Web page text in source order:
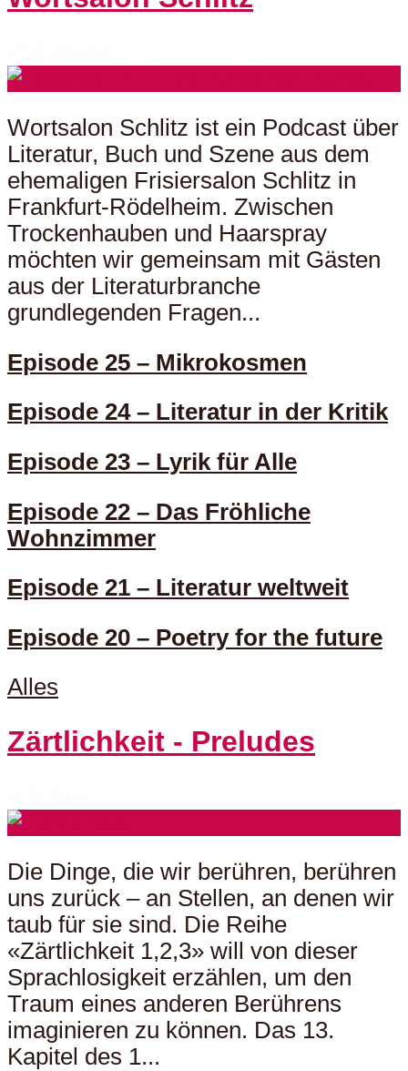
Wortsalon Schlitz ist ein Podcast über
Literatur, Buch und Szene aus dem
ehemaligen Frisiersalon Schlitz in
Frankfurt-Rödelheim. Zwischen
Trockenhauben und Haarspray
möchten wir gemeinsam mit Gästen
aus der Literaturbranche
grundlegenden Fragen...
Episode 25 – Mikrokosmen
Episode 24 – Literatur in der Kritik
Episode 23 – Lyrik für Alle
Episode 22 – Das Fröhliche
Wohnzimmer
Episode 21 – Literatur weltweit
Episode 20 – Poetry for the future
Alles
Zärtlichkeit - Preludes
Die Dinge, die wir berühren, berühren
uns zurück – an Stellen, an denen wir
taub für sie sind. Die Reihe
«Zärtlichkeit 1,2,3» will von dieser
Sprachlosigkeit erzählen, um den
Traum eines anderen Berührens
imaginieren zu können. Das 13.
Kapitel des 1...